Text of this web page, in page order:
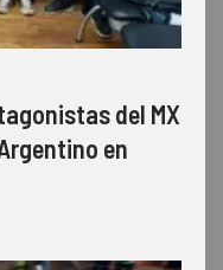
del MX
en